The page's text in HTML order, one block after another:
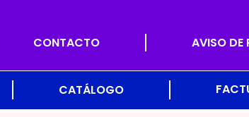
CONTACTO AVISO DE
CATÁLOGO